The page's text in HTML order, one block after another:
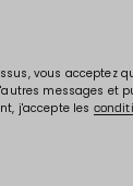
vous acceptez
messages
j'accepte les